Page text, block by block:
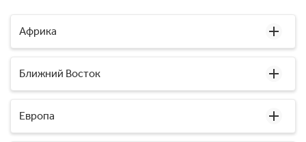
Африка
Ближний Восток
Европа